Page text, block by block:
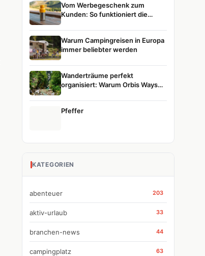
Vom Werbegeschenk zum
Kunden: So funktioniert die
Warum Campingreisen in Europa
immer beliebter werden
Wanderträume perfekt
organisiert: Warum Orbis Ways
Pfeffer
KATEGORIEN
abenteuer 203
aktiv-urlaub 33
branchen-news 44
campingplatz 63